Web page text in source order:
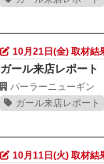
10月21日(金) 取材結
ガール来店レポート
パーラーニューギン
ガール来店レポート
10月11日(火) 取材結